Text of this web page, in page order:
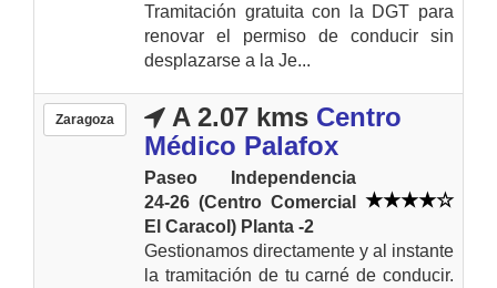
Tramitación gratuita con la DGT para
renovar el permiso de conducir sin
desplazarse a la Je...
Zaragoza A 2.07 kms Centro
Médico Palafox
Paseo Independencia
24-26 (Centro Comercial
El Caracol) Planta -2
Gestionamos directamente y al instante
la tramitación de tu carné de conducir.